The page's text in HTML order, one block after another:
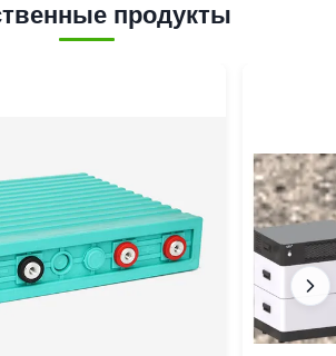
продукты